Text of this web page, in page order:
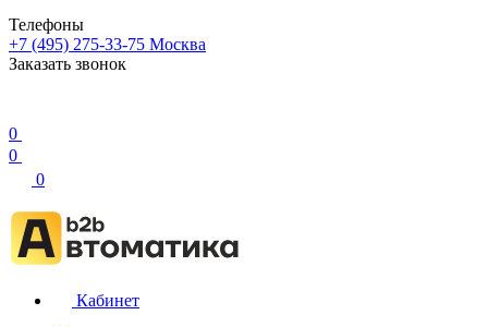
Телефоны
+7 (495) 275-33-75 Москва
Заказать звонок
0
0
0
Кабинет